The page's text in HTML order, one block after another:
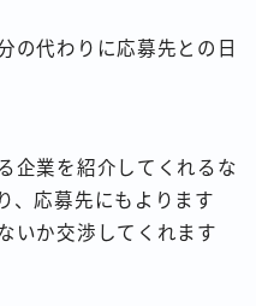
の代わりに応募先との日
企業を紹介してくれるな
、応募先にもよります
いか交渉してくれます